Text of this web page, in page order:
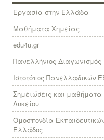
Eργασία στην Ελλάδα
Μαθήματα Χημείας
edu4u.gr
Πανελλήνιος Διαγωνισμός
Ιστοτόπος Πανελλαδικών
Σημειώσεις και μαθήματα
Λυκείου
Ομοσπονδία
Ελλάδος